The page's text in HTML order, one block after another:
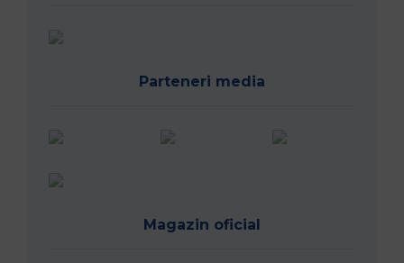
Parteneri media
Magazin oficial